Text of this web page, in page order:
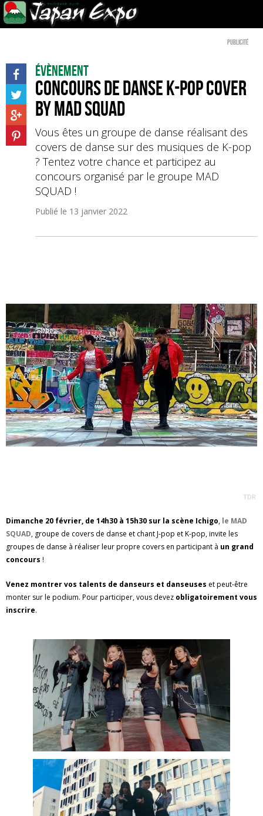
Publicité
Évènement
Concours de danse K-pop cover
by MAD SQUAD
Vous êtes un groupe de danse réalisant des
covers de danse sur des musiques de K-pop
? Tentez votre chance et participez au
concours organisé par le groupe MAD
SQUAD !
Publié le 13 janvier 2022
TDR
Dimanche 20 février, de 14h30 à 15h30 sur la scène Ichigo, le MAD
SQUAD, groupe de covers de danse et chant J-pop et K-pop, invite les
groupes de danse à réaliser leur propre covers en participant à un grand
concours !
Venez montrer vos talents de danseurs et danseuses et peut-être
monter sur le podium. Pour participer, vous devez obligatoirement vous
inscrire.